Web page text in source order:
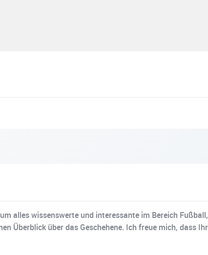
alles wissenswerte und interessante im Bereich
Überblick über das Geschehene. Ich freue mich, dass